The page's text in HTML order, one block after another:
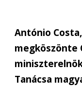
António
megköszönte
Tanácsa